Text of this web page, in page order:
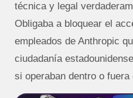
técnica y legal
Obligaba a bloquear el
empleados de Anthropic
ciudadanía
si operaban dentro o fuera